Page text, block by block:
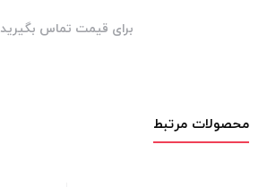
برای قیمت تماس بگیرید
محصولات مرتبط